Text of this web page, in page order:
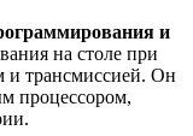
и
на столе при
и трансмиссией. Он
процессором,